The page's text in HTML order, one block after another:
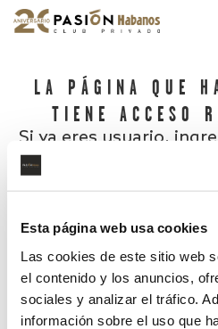
Esta página web usa cookies
Las cookies de este sitio web
el contenido y los anuncios,
sociales y analizar el tráfico.
información sobre el uso que
LA PÁGINA QUE
TIENE ACCESO
Si ya eres usuario,